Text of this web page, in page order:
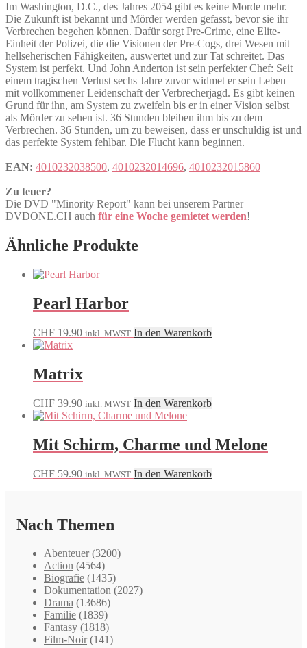
Im Washington, D.C., des Jahres 2054 gibt es keine Morde mehr.
Die Zukunft ist bekannt und Mörder werden gefasst, bevor sie ihr
Verbrechen begehen können. Dafür sorgt Pre-Crime, eine Elite-
Einheit der Polizei, die die Visionen der Pre-Cogs, drei Wesen mit
hellseherischen Fähigkeiten, auswertet und zur Tat schreitet. Das
System ist perfekt. Und John Anderton ist sein perfekter Chef: Seit
einem tragischen Verlust sechs Jahre zuvor widmet er sein Leben
mit vollkommener Leidenschaft der Verbrecherjagd. Es gibt keinen
Grund für ihn, am System zu zweifeln bis er in einer Vision selbst
als Mörder zu sehen ist. 36 Stunden bleiben ihm bis zu dem
Verbrechen. 36 Stunden, um zu beweisen, dass er unschuldig ist und
das perfekte System fehlbar. Die Flucht kann beginnen.
EAN: 4010232038500, 4010232014696, 4010232015860
Zu teuer?
Die DVD "Minority Report" kann bei unserem Partner
DVDONE.CH auch für eine Woche gemietet werden!
Ähnliche Produkte
Pearl Harbor
CHF 19.90 inkl. MWST In den Warenkorb
Matrix
CHF 39.90 inkl. MWST In den Warenkorb
Mit Schirm, Charme und Melone
CHF 59.90 inkl. MWST In den Warenkorb
Nach Themen
Abenteuer (3200)
Action (4564)
Biografie (1435)
Dokumentation (2027)
Drama (13686)
Familie (1839)
Fantasy (1818)
Film-Noir (141)